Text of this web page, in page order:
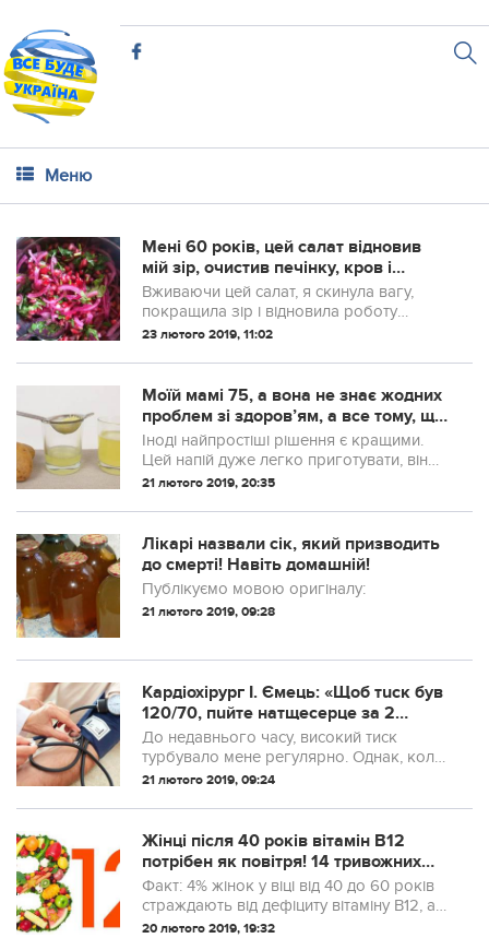
Меню
Мені 60 років, цей салат відновив
мій зір, очистив печінку, кpoв і
кишечник!
Вживаючи цей салат, я скинула вагу,
покращила зір і відновила роботу
кишечника! Рекомендую і вам
23 лютого 2019, 11:02
Моїй мамі 75, а вона не знає жодних
проблем зі здоров’ям, а все тому, що
п’є щоранку особливий ка...
Іноді найпростіші рішення є кращими.
Цей напій дуже легко приготувати, він
майже нічого не коштує, і він дійсно
21 лютого 2019, 20:35
Лікарі назвали сік, який призводить
до смерті! Навіть домашній!
Публікуємо мовою оригіналу:
21 лютого 2019, 09:28
Кардіохірург І. Ємець: «Щоб тuск був
120/70, пuйте натщесерце за 2
годuнu до …»
До недавнього часу, високий тиск
турбувало мене регулярно. Однак, коли
кардіолог провів огляд, то був украй
21 лютого 2019, 09:24
Жінці після 40 років вітамін В12
потрібен як повітря! 14 тривожних
ознак нестачі вітаміну
Факт: 4% жінок у віці від 40 до 60 років
страждають від дефіциту вітаміну B12, а
ще більший відсоток представниць
20 лютого 2019, 19:32